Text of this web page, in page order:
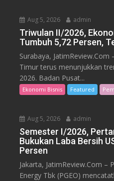
Aug 5, 2026 admin
Triwulan II/2026,
Tumbuh 5,72 Persen,
Surabaya, JatimReview.Com
Timur terus menunjukkan
2026. Badan Pusat...
Ekonomi Bisnis Featured
Aug 5, 2026 admin
Semester I/2026,
Bukukan Laba Bersih
Persen
Jakarta, JatimReview.Com –
Energy Tbk (PGEO)